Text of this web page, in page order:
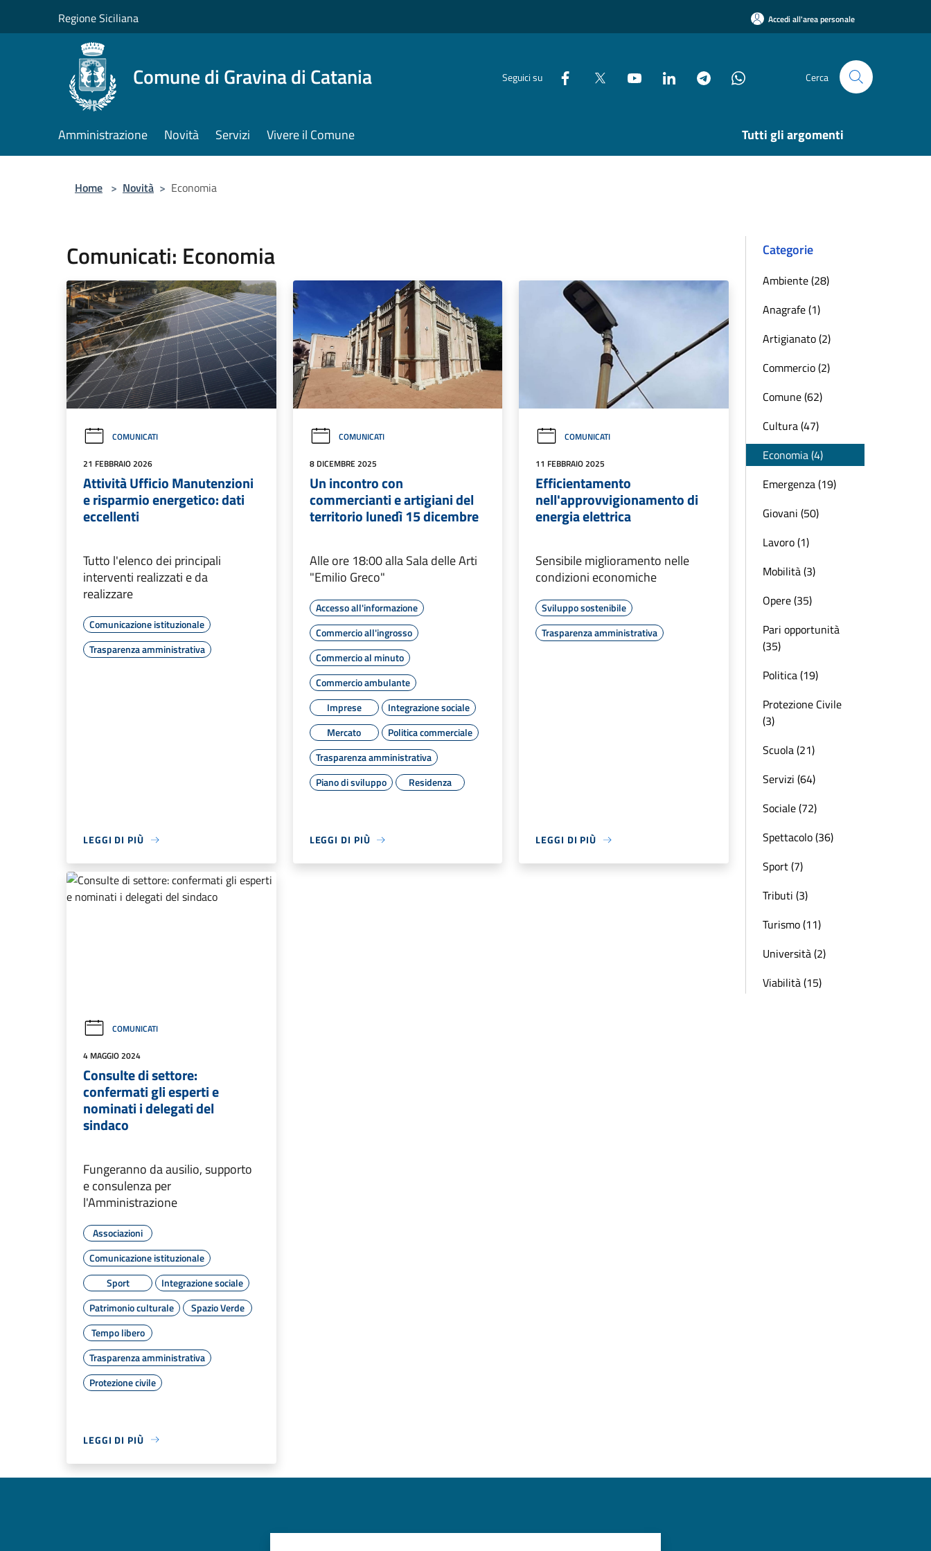
Regione Siciliana Accedi all'area personale
Comune di Gravina di Catania Seguici su Cerca
Amministrazione Novità Servizi Vivere il Comune Tutti gli argomenti
Home > Novità > Economia
Comunicati: Economia
COMUNICATI
21 FEBBRAIO 2026
Attività Ufficio Manutenzioni
e risparmio energetico: dati
eccellenti
Tutto l'elenco dei principali
interventi realizzati e da
realizzare
Comunicazione istituzionale
Trasparenza amministrativa
LEGGI DI PIÙ
COMUNICATI
8 DICEMBRE 2025
Un incontro con
commercianti e artigiani del
territorio lunedì 15 dicembre
Alle ore 18:00 alla Sala delle Arti
"Emilio Greco"
Accesso all'informazione
Commercio all'ingrosso
Commercio al minuto
Commercio ambulante
Imprese
Integrazione sociale
Mercato
Politica commerciale
Trasparenza amministrativa
Piano di sviluppo
Residenza
LEGGI DI PIÙ
COMUNICATI
11 FEBBRAIO 2025
Efficientamento
nell'approvvigionamento di
energia elettrica
Sensibile miglioramento nelle
condizioni economiche
Sviluppo sostenibile
Trasparenza amministrativa
LEGGI DI PIÙ
COMUNICATI
4 MAGGIO 2024
Consulte di settore:
confermati gli esperti e
nominati i delegati del
sindaco
Fungeranno da ausilio, supporto
e consulenza per
l'Amministrazione
Associazioni
Comunicazione istituzionale
Sport
Integrazione sociale
Patrimonio culturale
Spazio Verde
Tempo libero
Trasparenza amministrativa
Protezione civile
LEGGI DI PIÙ
Categorie
Ambiente (28)
Anagrafe (1)
Artigianato (2)
Commercio (2)
Comune (62)
Cultura (47)
Economia (4)
Emergenza (19)
Giovani (50)
Lavoro (1)
Mobilità (3)
Opere (35)
Pari opportunità
(35)
Politica (19)
Protezione Civile
(3)
Scuola (21)
Servizi (64)
Sociale (72)
Spettacolo (36)
Sport (7)
Tributi (3)
Turismo (11)
Università (2)
Viabilità (15)